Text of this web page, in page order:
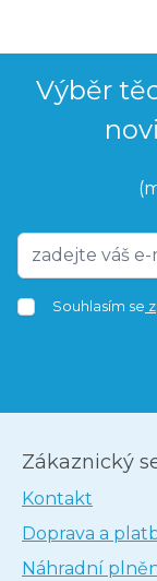
Výběr
Souhlasím se
Zákaznický
Kontakt
Doprava a
Náhradní